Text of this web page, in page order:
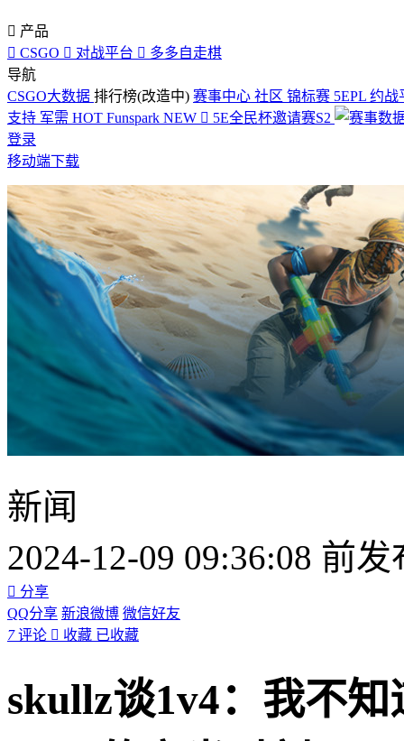
 产品
 CSGO  对战平台  多多自走棋
导航
CSGO大数据 排行榜(改造中) 赛事中心 社区 锦标赛 5EPL 约战
支持 军需 HOT Funspark NEW  5E全民杯邀请赛S2
登录
移动端下载
新闻
2024-12-09 09:36:08 前
 分享
QQ分享 新浪微博 微信好友
7评论  收藏 已收藏
skullz谈1v4：我不